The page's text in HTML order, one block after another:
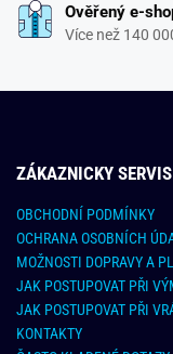
Ověřený e-
Více než 140
ZÁKAZNICKY SERVIS
OBCHODNÍ PODMÍNKY
OCHRANA OSOBNÍCH
MOŽNOSTI DOPRAVY A
JAK POSTUPOVAT PŘI
JAK POSTUPOVAT PŘI
KONTAKTY